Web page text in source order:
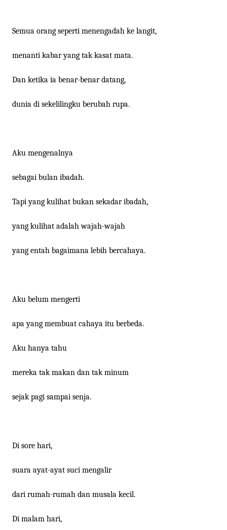
Semua orang seperti menengadah ke langit,
menanti kabar yang tak kasat mata.
Dan ketika ia benar-benar datang,
dunia di sekelilingku berubah rupa.
Aku mengenalnya
sebagai bulan ibadah.
Tapi yang kulihat bukan sekadar ibadah,
yang kulihat adalah wajah-wajah
yang entah bagaimana lebih bercahaya.
Aku belum mengerti
apa yang membuat cahaya itu berbeda.
Aku hanya tahu
mereka tak makan dan tak minum
sejak pagi sampai senja.
Di sore hari,
suara ayat-ayat suci mengalir
dari rumah-rumah dan musala kecil.
Di malam hari,